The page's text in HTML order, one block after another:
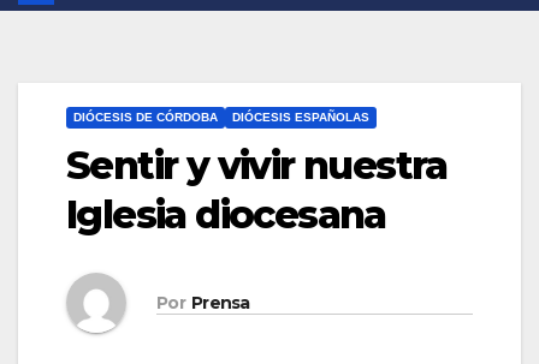
DIÓCESIS DE CÓRDOBA DIÓCESIS ESPAÑOLAS
Sentir y vivir nuestra
Iglesia diocesana
Por Prensa